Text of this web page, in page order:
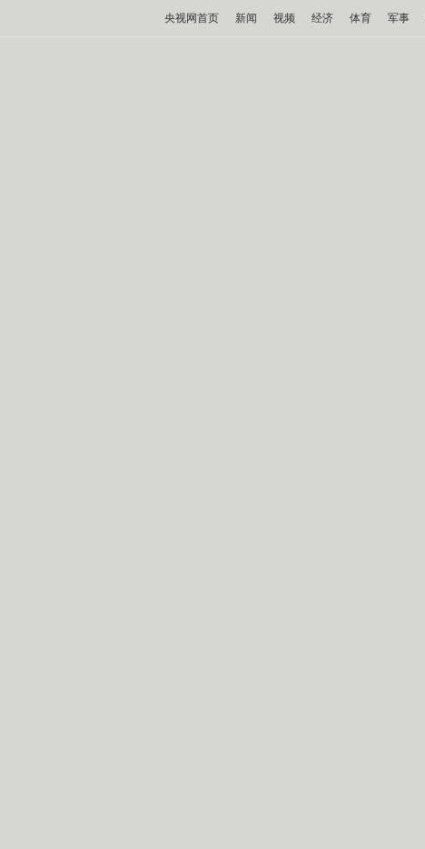
央视网首页 新闻 视频 经济 体育 军事